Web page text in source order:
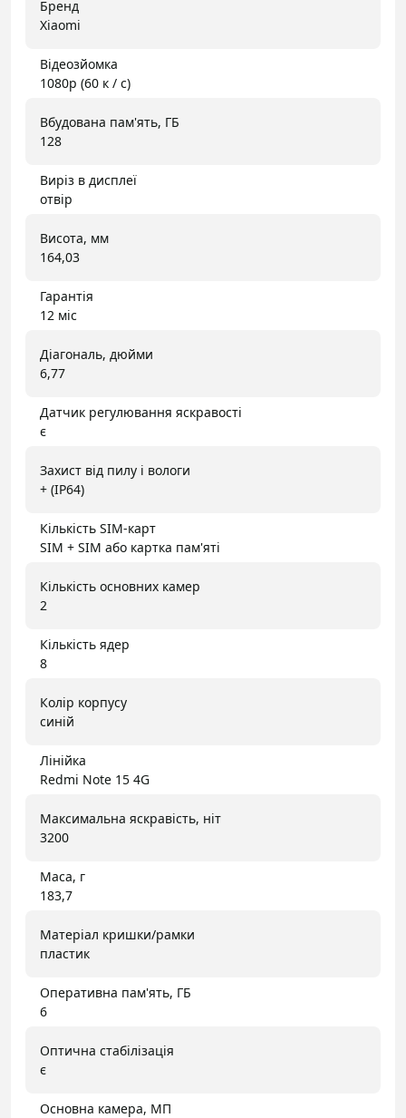
Бренд
Xiaomi
Відеозйомка
1080p (60 к / с)
Вбудована пам'ять, ГБ
128
Виріз в дисплеї
отвір
Висота, мм
164,03
Гарантія
12 міс
Діагональ, дюйми
6,77
Датчик регулювання яскравості
є
Захист від пилу і вологи
+ (IP64)
Кількість SIM-карт
SIM + SIM або картка пам'яті
Кількість основних камер
2
Кількість ядер
8
Колір корпусу
синій
Лінійка
Redmi Note 15 4G
Максимальна яскравість, ніт
3200
Маса, г
183,7
Матеріал кришки/рамки
пластик
Оперативна пам'ять, ГБ
6
Оптична стабілізація
є
Основна камера, МП